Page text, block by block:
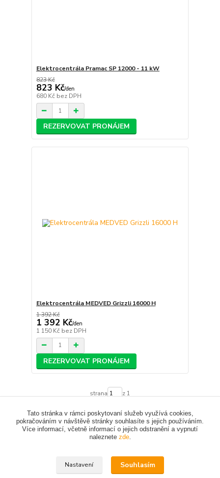
Elektrocentrála Pramac SP 12000 - 11 kW
823 Kč
823 Kč/den
680 Kč bez DPH
REZERVOVAT PRONÁJEM
Elektrocentrála MEDVED Grizzli 16000 H
1 392 Kč
1 392 Kč/den
1 150 Kč bez DPH
REZERVOVAT PRONÁJEM
strana z 1
Upravit sběr cookies.
Tato stránka v rámci poskytovaní služeb využívá cookies,
pokračováním v návštěvě stránky souhlasíte s jejich používáním.
Více informací, včetně informací o jejich odstranění a vypnutí
naleznete zde.
Nastavení Souhlasím